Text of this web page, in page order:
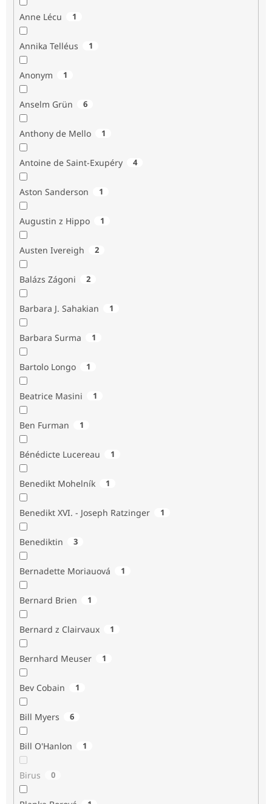
Anne Lécu 1
Annika Telléus 1
Anonym 1
Anselm Grün 6
Anthony de Mello 1
Antoine de Saint-Exupéry 4
Aston Sanderson 1
Augustin z Hippo 1
Austen Ivereigh 2
Balázs Zágoni 2
Barbara J. Sahakian 1
Barbara Surma 1
Bartolo Longo 1
Beatrice Masini 1
Ben Furman 1
Bénédicte Lucereau 1
Benedikt Mohelník 1
Benedikt XVI. - Joseph Ratzinger 1
Benediktin 3
Bernadette Moriauová 1
Bernard Brien 1
Bernard z Clairvaux 1
Bernhard Meuser 1
Bev Cobain 1
Bill Myers 6
Bill O'Hanlon 1
Birus 0